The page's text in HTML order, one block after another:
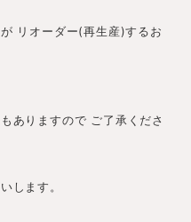
リオーダー(再生産)するお
ありますので ご了承くださ
します。